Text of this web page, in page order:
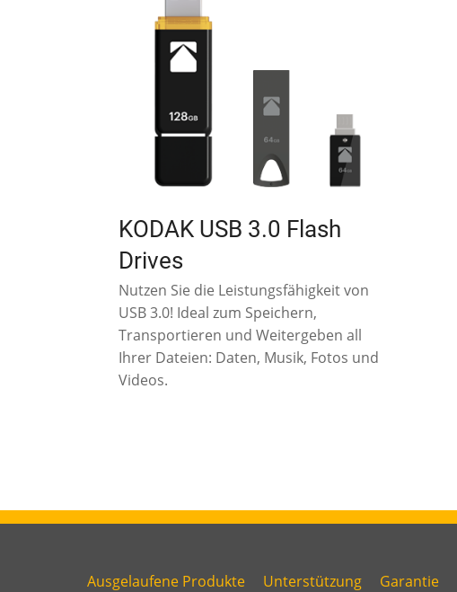
KODAK USB 3.0 Flash
Drives
Nutzen Sie die Leistungsfähigkeit von
USB 3.0! Ideal zum Speichern,
Transportieren und Weitergeben all
Ihrer Dateien: Daten, Musik, Fotos und
Videos.
Ausgelaufene Produkte Unterstützung Garantie